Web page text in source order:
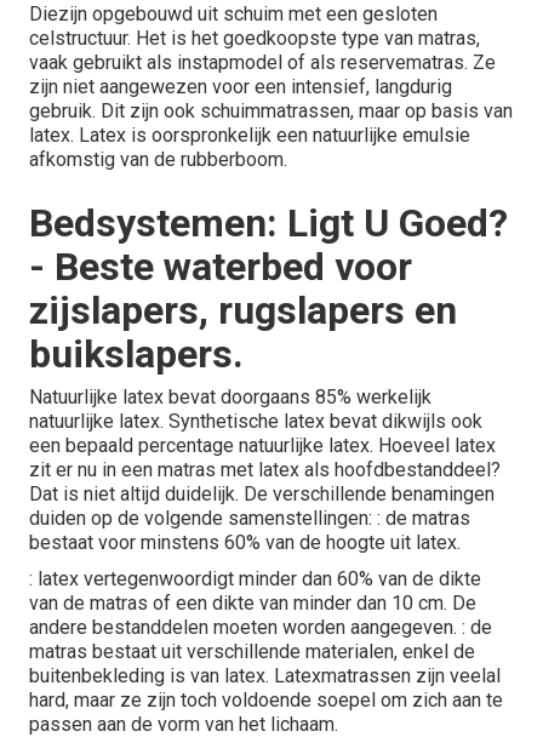
Diezijn opgebouwd uit schuim met een gesloten
celstructuur. Het is het goedkoopste type van matras,
vaak gebruikt als instapmodel of als reservematras. Ze
zijn niet aangewezen voor een intensief, langdurig
gebruik. Dit zijn ook schuimmatrassen, maar op basis van
latex. Latex is oorspronkelijk een natuurlijke emulsie
afkomstig van de rubberboom.
Bedsystemen: Ligt U Goed?
- Beste waterbed voor
zijslapers, rugslapers en
buikslapers.
Natuurlijke latex bevat doorgaans 85% werkelijk
natuurlijke latex. Synthetische latex bevat dikwijls ook
een bepaald percentage natuurlijke latex. Hoeveel latex
zit er nu in een matras met latex als hoofdbestanddeel?
Dat is niet altijd duidelijk. De verschillende benamingen
duiden op de volgende samenstellingen: : de matras
bestaat voor minstens 60% van de hoogte uit latex.
: latex vertegenwoordigt minder dan 60% van de dikte
van de matras of een dikte van minder dan 10 cm. De
andere bestanddelen moeten worden aangegeven. : de
matras bestaat uit verschillende materialen, enkel de
buitenbekleding is van latex. Latexmatrassen zijn veelal
hard, maar ze zijn toch voldoende soepel om zich aan te
passen aan de vorm van het lichaam.